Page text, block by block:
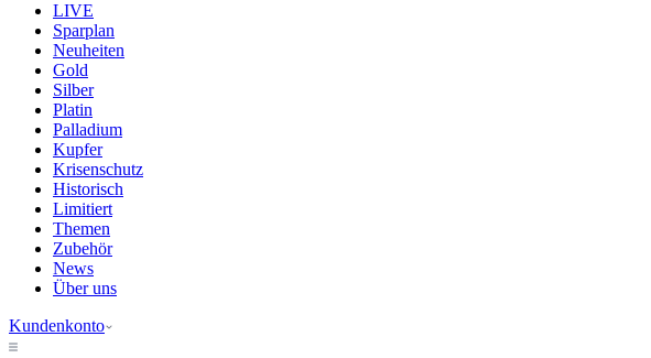
LIVE
Sparplan
Neuheiten
Gold
Silber
Platin
Palladium
Kupfer
Krisenschutz
Historisch
Limitiert
Themen
Zubehör
News
Über uns
Kundenkonto